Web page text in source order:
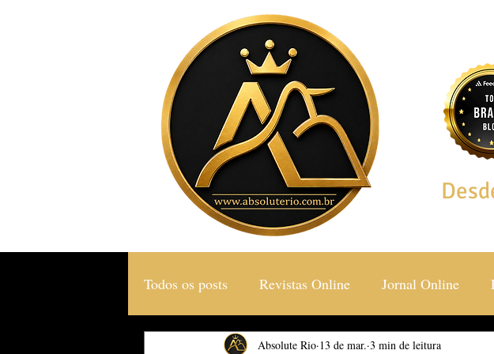
Todos os posts Revistas Online Jornal Online
Gastronomia & Turismo Social & Estilos
Absolute Rio 13 de mar. 3 min de leitura